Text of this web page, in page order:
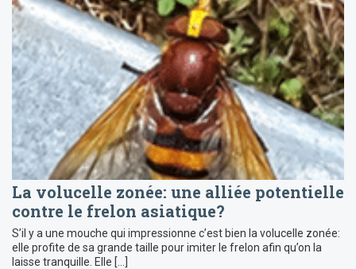
La volucelle zonée: une alliée potentielle
contre le frelon asiatique?
S’il y a une mouche qui impressionne c’est bien la volucelle zonée:
elle profite de sa grande taille pour imiter le frelon afin qu’on la
laisse tranquille. Elle […]